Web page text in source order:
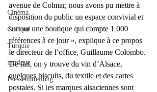
Cinéma
Critique
Turquie
musique
Pressemitteilung
avenue de Colmar, nous avons pu mettre à
disposition du public un espace convivial et
surtout une boutique qui compte 1 000
références à ce jour », explique à ce propos
le directeur de l’office, Guillaume Colombo.
De fait, on y trouve du vin d’Alsace,
quelques biscuits, du textile et des cartes
postales. Si les marques alsaciennes sont